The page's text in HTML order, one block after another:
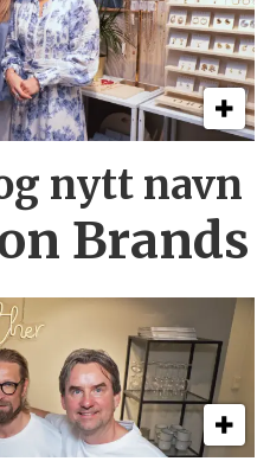
nytt navn
Brands